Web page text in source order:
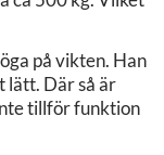
på vikten. Han
lätt. Där så är
tillför funktion